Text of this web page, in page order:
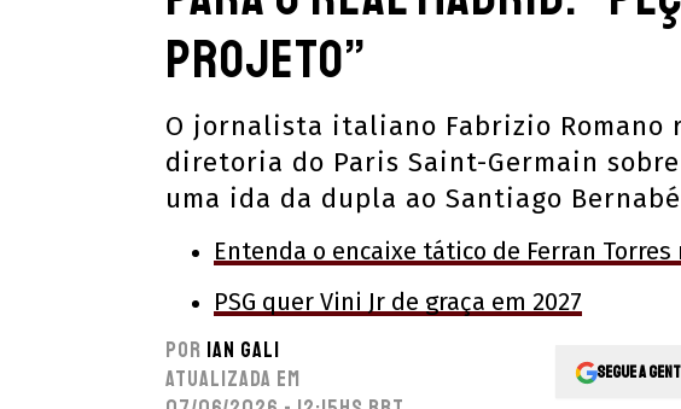
LIGA PORTUGUESAprojeto”
O jornalista italiano Fabrizio Romano
diretoria do Paris Saint-Germain
uma ida da dupla ao Santiago
Entenda o encaixe tático de Ferran Torres
PSG quer Vini Jr de graça em 2027
Por Ian Gali
Atualizada em
Segue a